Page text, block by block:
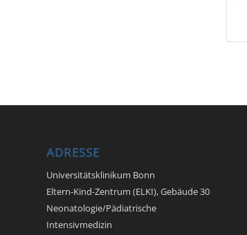
ADRESSE
Universitätsklinikum Bonn
Eltern-Kind-Zentrum (ELKI), Gebäude 30
Neonatologie/Pädiatrische
Intensivmedizin